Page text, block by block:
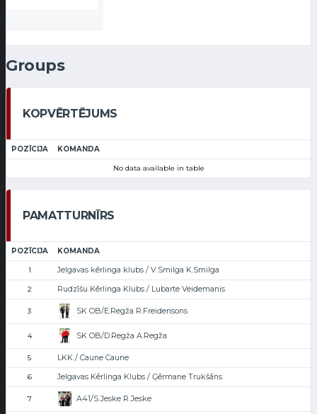
Groups
KOPVĒRTĒJUMS
POZĪCIJA KOMANDA
No data available in table
PAMATTURNĪRS
POZĪCIJA KOMANDA
1 Jelgavas kērlinga klubs / V.Smilga K.Smilga
2 Rudzīšu Kērlinga Klubs / Lubarte Veidemanis
3 SK OB/E.Regža R.Freidensons
4 SK OB/D.Regža A.Regža
5 LKK / Caune Caune
6 Jelgavas Kērlinga Klubs / Ģērmane Trukšāns
7 A41/S.Jeske R.Jeske